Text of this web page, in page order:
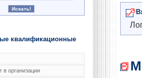
квалификационные
в организации